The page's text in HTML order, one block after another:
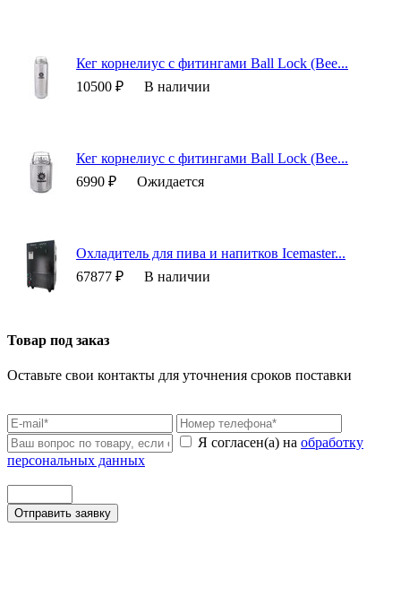
Кег корнелиус с фитингами Ball Lock (Bee...
10500 ₽
В наличии
Кег корнелиус с фитингами Ball Lock (Bee...
6990 ₽
Ожидается
Охладитель для пива и напитков Icemaster...
67877 ₽
В наличии
Товар под заказ
Оставьте свои контакты для уточнения сроков поставки
Я согласен(а) на обработку
персональных данных
Отправить заявку